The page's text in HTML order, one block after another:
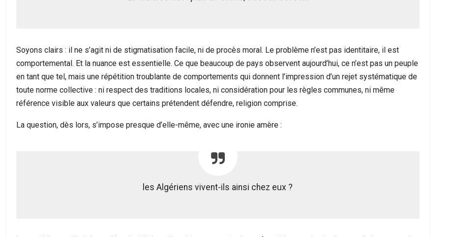
Soyons clairs : il ne s’agit ni de stigmatisation facile, ni de procès moral. Le problème n’est pas identitaire, il est
comportemental. Et la nuance est essentielle. Ce que beaucoup de pays observent aujourd’hui, ce n’est pas un peuple
en tant que tel, mais une répétition troublante de comportements qui donnent l’impression d’un rejet systématique de
toute norme collective : ni respect des traditions locales, ni considération pour les règles communes, ni même
référence visible aux valeurs que certains prétendent défendre, religion comprise.
La question, dès lors, s’impose presque d’elle-même, avec une ironie amère :
les Algériens vivent-ils ainsi chez eux ?